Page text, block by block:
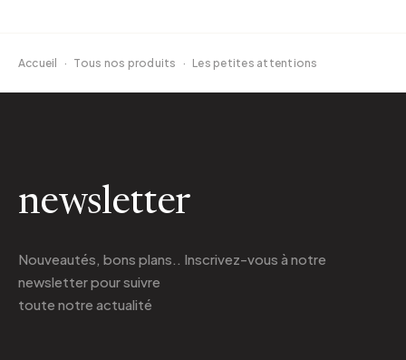
Accueil · Tous nos produits · Les petites attentions
newsletter
Nouveautés, bons plans.. Inscrivez-vous à notre
newsletterpour suivre
toute notre actualité